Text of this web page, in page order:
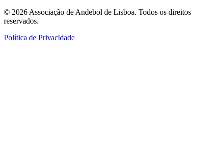
© 2026 Associação de Andebol de Lisboa. Todos os direitos
reservados.
Política de Privacidade